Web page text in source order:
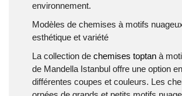
environnement.
Modèles de chemises à motifs
esthétique et variété
La collection de chemises toptan à
de Mandella Istanbul offre une option
différentes coupes et couleurs. Les